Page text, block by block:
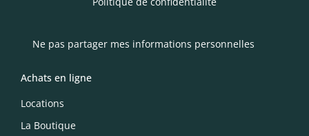
Ne pas partager mes informations personnelles
Achats en ligne
Locations
La Boutique